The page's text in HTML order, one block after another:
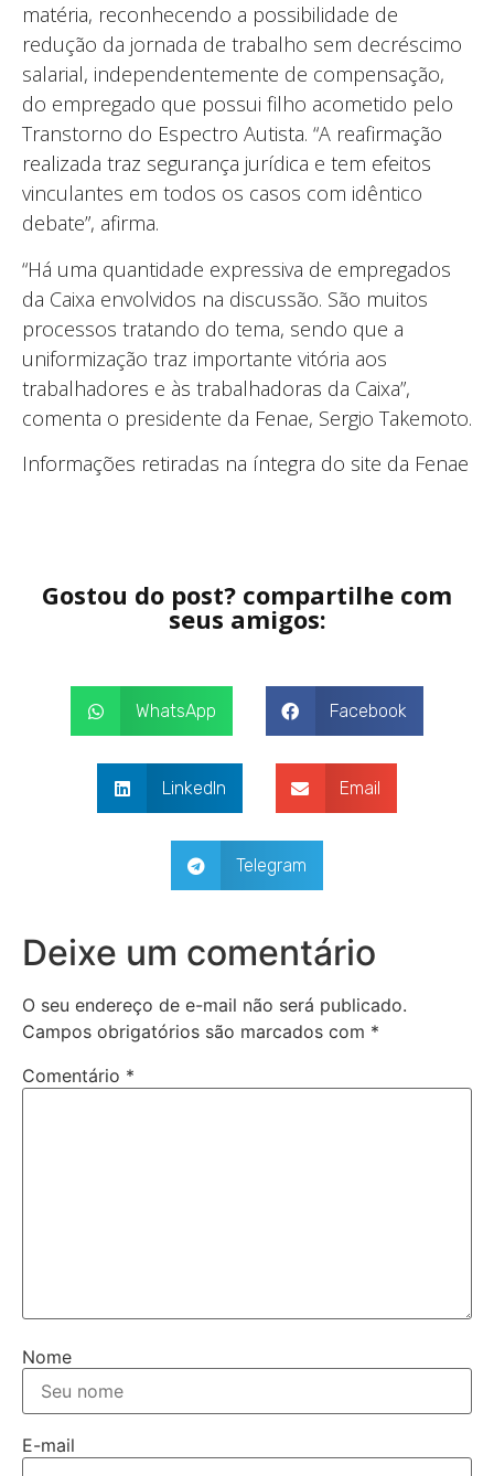
matéria, reconhecendo a possibilidade de
redução da jornada de trabalho sem decréscimo
salarial, independentemente de compensação,
do empregado que possui filho acometido pelo
Transtorno do Espectro Autista. “A reafirmação
realizada traz segurança jurídica e tem efeitos
vinculantes em todos os casos com idêntico
debate”, afirma.
“Há uma quantidade expressiva de empregados
da Caixa envolvidos na discussão. São muitos
processos tratando do tema, sendo que a
uniformização traz importante vitória aos
trabalhadores e às trabalhadoras da Caixa”,
comenta o presidente da Fenae, Sergio Takemoto.
Informações retiradas na íntegra do site da Fenae
Gostou do post? compartilhe com
seus amigos:
WhatsApp Facebook
LinkedIn Email
Telegram
Deixe um comentário
O seu endereço de e-mail não será publicado.
Campos obrigatórios são marcados com *
Comentário *
Nome
E-mail